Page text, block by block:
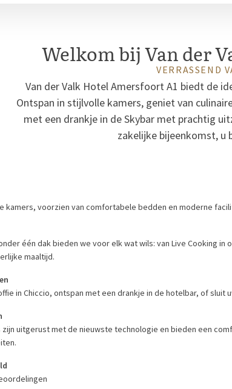
Welkom bij Van der
VERRASSEND
Van der Valk Hotel Amersfoort A1 biedt de
Ontspan in stijlvolle kamers, geniet van
met een drankje in de Skybar met prachtig
zakelijke bijeenkomst, u
kamers, voorzien van comfortabele bedden en moderne
één dak bieden we voor elk wat wils: van Live Cooking
maaltijd.
in Chiccio, ontspan met een drankje in de hotelbar, of sluit
uitgerust met de nieuwste technologie en bieden een